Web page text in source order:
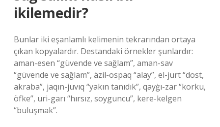
ikilemedir?
Bunlar iki eşanlamlı kelimenin tekrarından ortaya
çıkan kopyalardır. Destandaki örnekler şunlardır:
aman-esen “güvende ve sağlam”, aman-sav
“güvende ve sağlam”, äzil-ospaq “alay”, el-jurt “dost,
akraba”, jaqın-juvıq “yakın tanıdık”, qayġı-zar “korku,
öfke”, uri-garı “hırsız, soyguncu”, kere-kelgen
“buluşmak”.